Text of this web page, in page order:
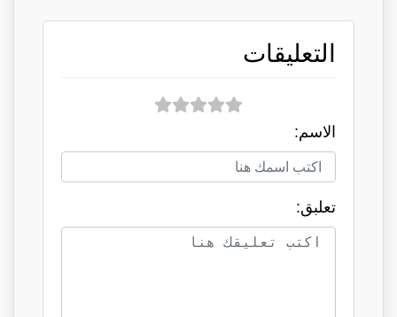
التعليقات
الاسم:
تعلبق: